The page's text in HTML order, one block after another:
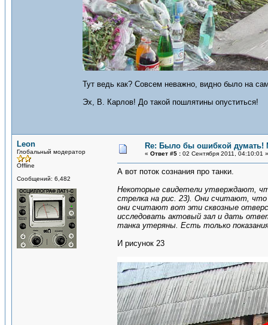
Тут ведь как? Совсем неважно, видно было на
Эх, В. Карлов! До такой пошлятины опуститься!
Leon
Глобальный модератор
Offline
Сообщений: 6,482
Re: Было бы ошибкой
« Ответ #5 : 02 Сентября 2011, 04:10:01 »
А вот поток сознания про танки.
Некоторые свидетели утверждают,
стрелка на рис. 23). Они считают, что
они считают вот эти сквозные
исследовать актовый зал и дать
танка утеряны. Есть только
И рисунок 23